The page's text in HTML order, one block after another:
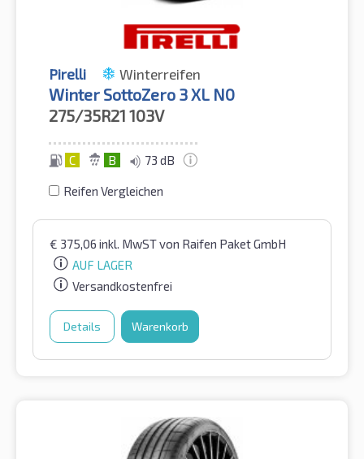
Pirelli Winterreifen
Winter SottoZero 3 XL N0
275/35R21 103V
C B 73 dB
Reifen Vergleichen
€ 375,06 inkl. MwSTvon Raifen Paket GmbH
AUF LAGER
Versandkostenfrei
Details Warenkorb